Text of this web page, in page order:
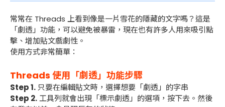
常常在 Threads 上看到像是一片雪花的隱藏的文字嗎？這是
「劇透」功能，可以避免被暴雷，現在也有許多人用來吸引點
擊、增加貼文戲劇性。
使用方式非常簡單：
Threads 使用「劇透」功能步驟
Step 1. 只要在編輯貼文時，選擇想要「劇透」的字串
Step 2.工具列就會出現「標示劇透」的選項，按下去。然後